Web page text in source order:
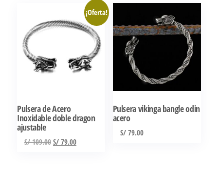
S/ 159.00.
¡Oferta!
Pulsera de Acero
Inoxidable doble dragon
ajustable
S/109.00El
S/79.00El
Pulsera vikinga bangle odin
acero
S/79.00